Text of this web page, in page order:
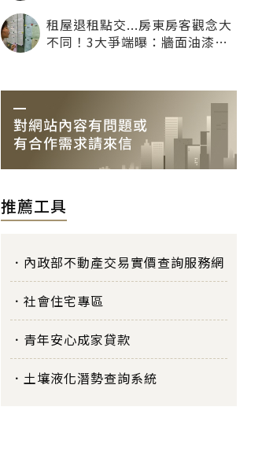
租屋退租點交...房東房客觀念大
不同！3大爭端曝：牆面油漆、
推薦工具
內政部不動產交易實價查詢服務網
社會住宅專區
青年安心成家貸款
土壤液化潛勢查詢系統